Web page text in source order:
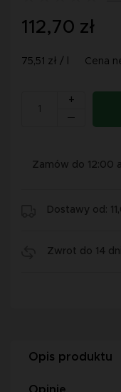
112,70 zł
75,51 zł / l Cena
+
Zamów do 12:00 a
Dostawy od:
Zwrot do 14 dni
Opis produktu
Opinie